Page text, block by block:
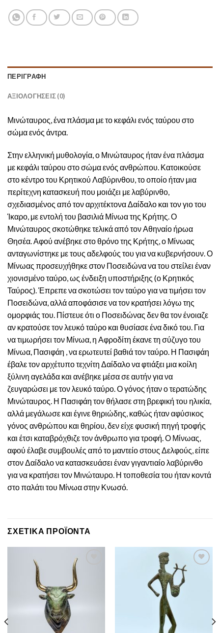
ΠΕΡΙΓΡΑΦΉ
ΑΞΙΟΛΟΓΉΣΕΙΣ (0)
Μινώταυρος, ένα πλάσμα με το κεφάλι ενός ταύρου στο
σώμα ενός άντρα.
Στην ελληνική μυθολογία, ο Μινώταυρος ήταν ένα πλάσμα
με κεφάλι ταύρου στο σώμα ενός ανθρώπου. Κατοικούσε
στο κέντρο του Κρητικού Λαβύρινθου, το οποίο ήταν μια
περίτεχνη κατασκευή που μοιάζει με λαβύρινθο,
σχεδιασμένος από τον αρχιτέκτονα Δαίδαλο και τον γιο του
Ίκαρο, με εντολή του βασιλιά Μίνωα της Κρήτης. Ο
Μινώταυρος σκοτώθηκε τελικά από τον Αθηναίο ήρωα
Θησέα. Αφού ανέβηκε στο θρόνο της Κρήτης, ο Μίνωας
ανταγωνίστηκε με τους αδελφούς του για να κυβερνήσουν. Ο
Μίνωας προσευχήθηκε στον Ποσειδώνα να του στείλει έναν
χιονισμένο ταύρο, ως ένδειξη υποστήριξης (ο Κρητικός
Ταύρος). Έπρεπε να σκοτώσει τον ταύρο για να τιμήσει τον
Ποσειδώνα, αλλά αποφάσισε να τον κρατήσει λόγω της
ομορφιάς του. Πίστευε ότι ο Ποσειδώνας δεν θα τον ένοιαζε
αν κρατούσε τον λευκό ταύρο και θυσίασε ένα δικό του. Για
να τιμωρήσει τον Μίνωα, η Αφροδίτη έκανε τη σύζυγο του
Μίνωα, Πασιφάη , να ερωτευτεί βαθιά τον ταύρο. Η Πασιφάη
έβαλε τον αρχέτυπο τεχνίτη Δαίδαλο να φτιάξει μια κοίλη
ξύλινη αγελάδα και ανέβηκε μέσα σε αυτήν για να
ζευγαρώσει με τον λευκό ταύρο. Ο γόνος ήταν ο τερατώδης
Μινώταυρος. Η Πασιφάη τον θήλασε στη βρεφική του ηλικία,
αλλά μεγάλωσε και έγινε θηριώδης, καθώς ήταν αφύσικος
γόνος ανθρώπου και θηρίου, δεν είχε φυσική πηγή τροφής
και έτσι καταβρόχθιζε τον άνθρωπο για τροφή. Ο Μίνωας,
αφού έλαβε συμβουλές από το μαντείο στους Δελφούς, είπε
στον Δαίδαλο να κατασκευάσει έναν γιγαντιαίο λαβύρινθο
για να κρατήσει τον Μινώταυρο. Η τοποθεσία του ήταν κοντά
στο παλάτι του Μίνωα στην Κνωσό.
ΣΧΕΤΙΚΆ ΠΡΟΪΌΝΤΑ
Πρόσθεσε
στην λίστα